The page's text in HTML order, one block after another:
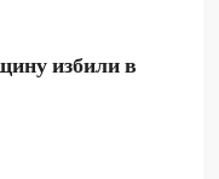
избили в